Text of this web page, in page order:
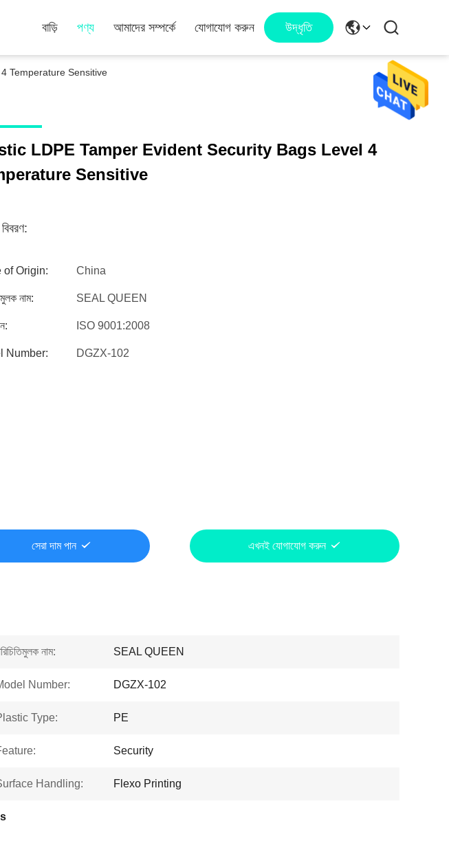
বাড়ি পণ্য আমাদের সম্পর্কে যোগাযোগ করুন উদ্ধৃতি
Temperature Sensitive
LDPE Tamper Evident Security Bags Level 4
Sensitive
of Origin: China
নাম: SEAL QUEEN
ISO 9001:2008
Number: DGZX-102
সেরা দাম পান এখনই যোগাযোগ করুন
নাম: SEAL QUEEN
Number: DGZX-102
Type: PE
Security
Handling: Flexo Printing